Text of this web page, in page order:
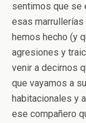
sentimos que se
esas
hemos hecho (y
agresiones y
venir a decirnos
que vayamos a
habitacionales y
ese compañero